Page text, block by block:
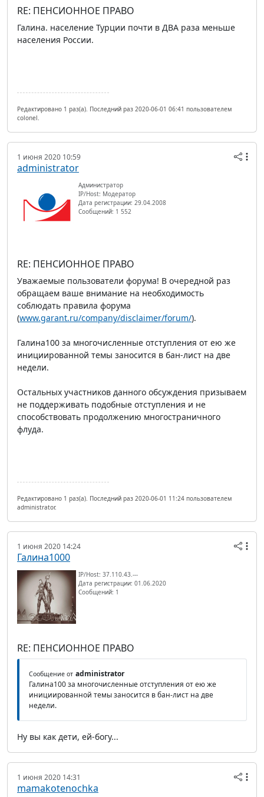
RE: ПЕНСИОННОЕ ПРАВО
Галина. население Турции почти в ДВА раза меньше
населения России.
Редактировано 1 раз(а). Последний раз 2020-06-01 06:41 пользователем
colonel.
1 июня 2020 10:59
administrator
Администратор
IP/Host: Модератор
Дата регистрации: 29.04.2008
Сообщений: 1 552
RE: ПЕНСИОННОЕ ПРАВО
Уважаемые пользователи форума! В очередной раз
обращаем ваше внимание на необходимость
соблюдать правила форума
(www.garant.ru/company/disclaimer/forum/).
Галина100 за многочисленные отступления от ею же
инициированной темы заносится в бан-лист на две
недели.
Остальных участников данного обсуждения призываем
не поддерживать подобные отступления и не
способствовать продолжению многостраничного
флуда.
Редактировано 1 раз(а). Последний раз 2020-06-01 11:24 пользователем
administrator.
1 июня 2020 14:24
Галина1000
IP/Host: 37.110.43.---
Дата регистрации: 01.06.2020
Сообщений: 1
RE: ПЕНСИОННОЕ ПРАВО
Сообщение от administrator
Галина100 за многочисленные отступления от ею же
инициированной темы заносится в бан-лист на две
недели.
Ну вы как дети, ей-богу...
1 июня 2020 14:31
mamakotenochka